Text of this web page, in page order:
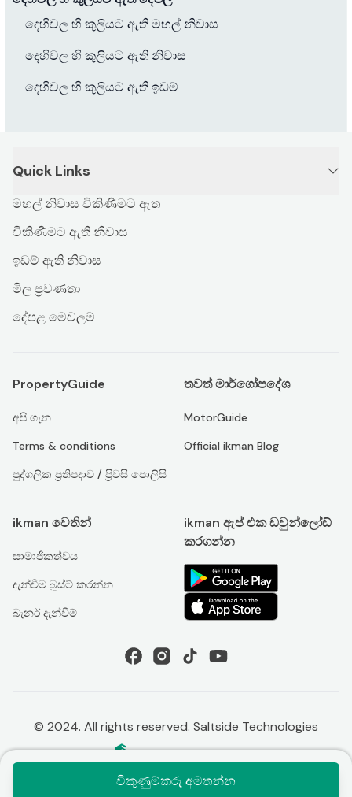
විකුණුම්කරු අමතන්න
දෙහිවල හි කුලියට ඇති මහල් නිවාස
දෙහිවල හි කුලියට ඇති නිවාස
දෙහිවල හි කුලියට ඇති ඉඩම්
Quick Links
මහල් නිවාස විකිණීමට ඇත
විකිණීමට ඇති නිවාස
ඉඩම් ඇති නිවාස
මිල ප්‍රවණතා
දේපළ මෙවලම්
PropertyGuide
අපි ගැන
Terms & conditions
පුද්ගලික ප්‍රතිපදාව / ප්‍රිවසි පොලිසි
තවත් මාර්ගෝපදේශ
MotorGuide
Official ikman Blog
ikman වෙතින්
සාමාජිකත්වය
දැන්වීම බූස්ට් කරන්න
බැනර් දැන්වීම්
ikman ඇප් එක ඩවුන්ලෝඩ්
කරගන්න
© 2024. All rights reserved. Saltside Technologies